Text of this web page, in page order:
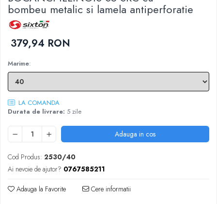
JACHETE DE LUCRU
PANTALONI DE LUCRU
JACHETE VATUITE
INDUSTRIA ALIMENTARA
GENUNCHIERE
IMBRACAMINTE ANTICHIMICA |
MULTIRISC
CAMASI
FESURI, SEPCI, CAPISOANE
FLEECE
HANORACE
bombeu metalic si lamela antiperforatie
379,94 RON
Marime:
LA COMANDA
Durata de livrare: 5 zile
Adauga in cos
Cod Produs: 2530/40
Ai nevoie de ajutor? 0767585211
Adauga la Favorite Cere informatii